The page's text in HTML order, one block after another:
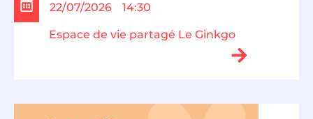
22/07/2026 14:30
Espace de vie partagé Le Ginkgo